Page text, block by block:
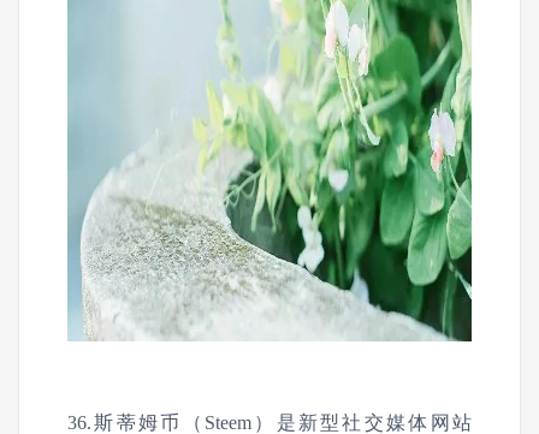
36.斯蒂姆币（Steem）是新型社交媒体网站